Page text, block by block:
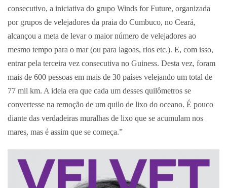
consecutivo, a iniciativa do grupo Winds for Future, organizada
por grupos de velejadores da praia do Cumbuco, no Ceará,
alcançou a meta de levar o maior número de velejadores ao
mesmo tempo para o mar (ou para lagoas, rios etc.). E, com isso,
entrar pela terceira vez consecutiva no Guiness. Desta vez, foram
mais de 600 pessoas em mais de 30 países velejando um total de
77 mil km. A ideia era que cada um desses quilômetros se
convertesse na remoção de um quilo de lixo do oceano. É pouco
diante das verdadeiras muralhas de lixo que se acumulam nos
mares, mas é assim que se começa.”